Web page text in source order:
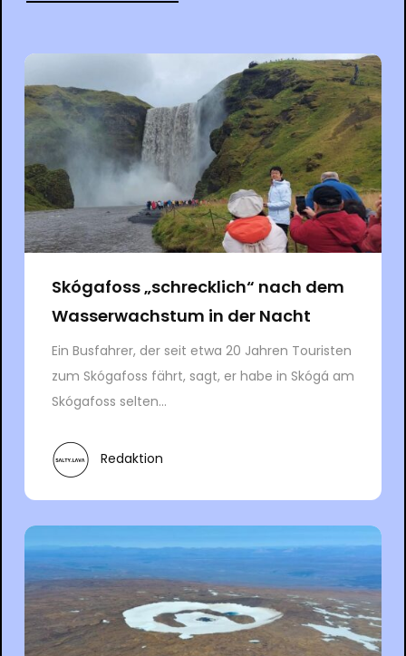
Skógafoss „schrecklich“ nach dem
Wasserwachstum in der Nacht
Ein Busfahrer, der seit etwa 20 Jahren Touristen
zum Skógafoss fährt, sagt, er habe in Skógá am
Skógafoss selten...
Redaktion